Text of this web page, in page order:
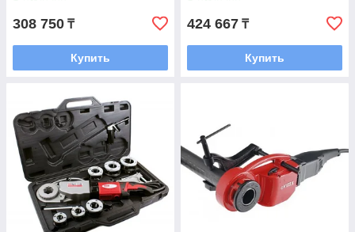
308 750 ₸
Купить
424 667 ₸
Купить